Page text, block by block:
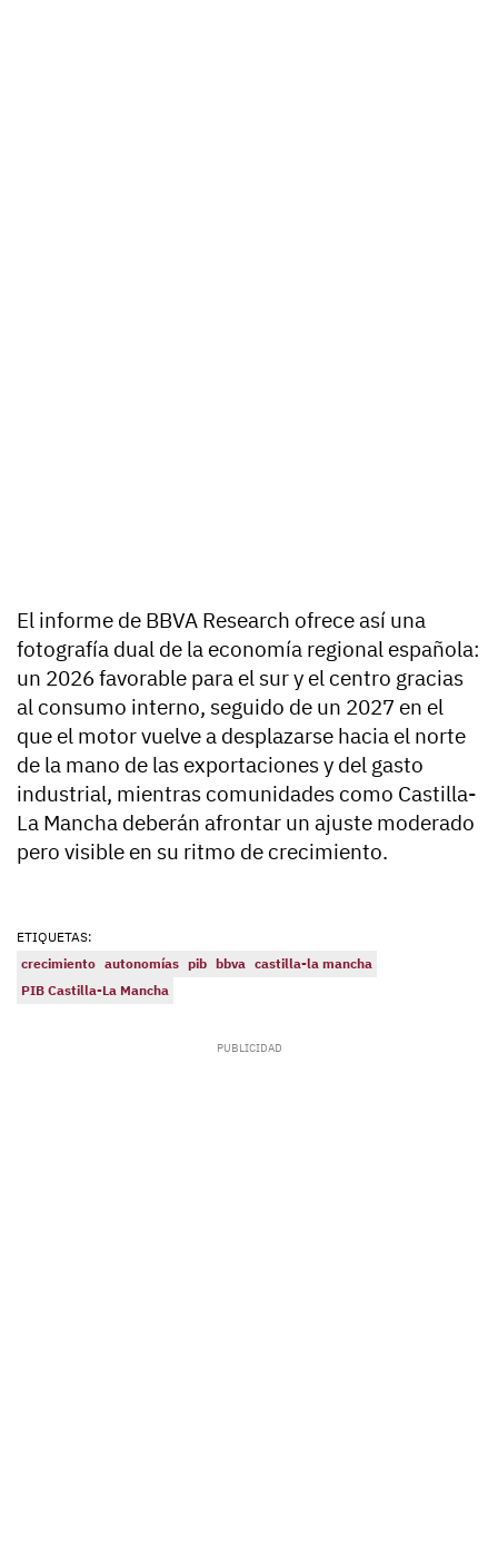
El informe de BBVA Research ofrece así una
fotografía dual de la economía regional española:
un 2026 favorable para el sur y el centro gracias
al consumo interno, seguido de un 2027 en el
que el motor vuelve a desplazarse hacia el norte
de la mano de las exportaciones y del gasto
industrial, mientras comunidades como Castilla-
La Mancha deberán afrontar un ajuste moderado
pero visible en su ritmo de crecimiento.
ETIQUETAS:
crecimiento autonomías pib bbva castilla-la mancha
PIB Castilla-La Mancha